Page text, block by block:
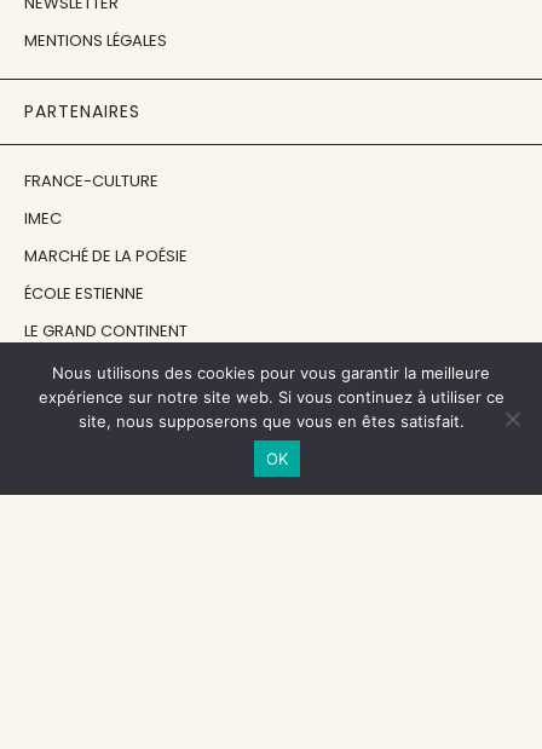
MENTIONS LÉGALES
PARTENAIRES
FRANCE-CULTURE
IMEC
MARCHÉ DE LA POÉSIE
ÉCOLE ESTIENNE
LE GRAND CONTINENT
DIACRITIK
EN ATTENDANT NADEAU
Nous utilisons des cookies pour vous garantir la meilleure
expérience sur notre site web. Si vous continuez à utiliser ce
site, nous supposerons que vous en êtes satisfait.
OK